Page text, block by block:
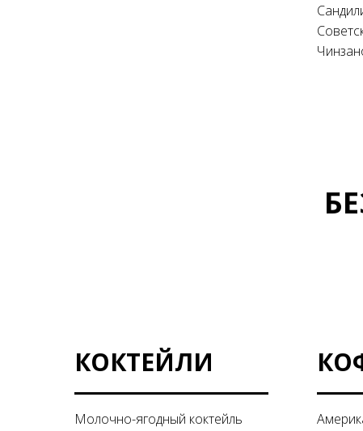
КОКТЕЙЛИ
Молочно-ягодный коктейль